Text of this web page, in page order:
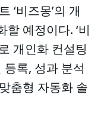
‘비즈몽’의 개
예정이다. ‘비
개인화 컨설팅
록, 성과 분석
춤형 자동화 솔